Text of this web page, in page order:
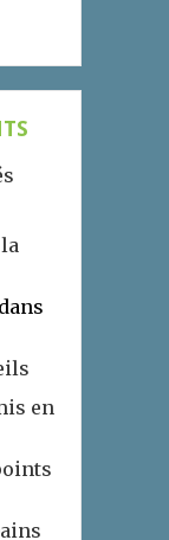
dans
en